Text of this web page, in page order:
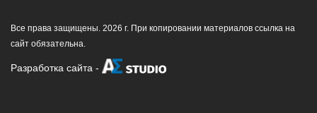
Все права защищены. 2026 г. При копировании материалов ссылка на
сайт обязательна.
Разработка сайта -